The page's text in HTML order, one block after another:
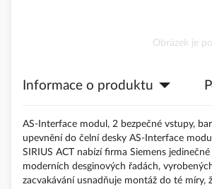
galerie
Obrázek je
Informace o produktu
AS-Interface modul, 2 bezpečné vstupy,
upevnění do čelní desky AS-Interface
SIRIUS ACT nabízí firma Siemens
moderních desginových řadách,
zacvakávání usnadňuje montáž do té